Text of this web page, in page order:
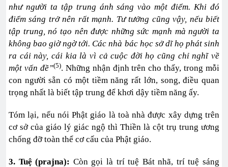
như người ta tập trung ánh sáng vào một điểm. Khi đó
điểm sáng trở nên rất mạnh. Tư tưởng cũng vậy, nếu biết
tập trung, nó tạo nên được những sức mạnh mà người ta
không bao giờ ngờ tới. Các nhà bác học sở dĩ họ phát sinh
ra cái này, cái kia là vì cả cuộc đời họ cũng chỉ nghĩ về
một vấn đề”(5). Những nhận định trên cho thấy, trong mỗi
con người sẵn có một tiềm năng rất lớn, song, điều quan
trọng nhất là biết tập trung để khơi dậy tiềm năng ấy.
Tóm lại, nếu nói Phật giáo là toà nhà được xây dựng trên
cơ sở của giáo lý giác ngộ thì Thiền là cột trụ trung ương
chống đỡ toàn thể cơ cấu của Phật giáo.
3. Tuệ (prajna): Còn gọi là trí tuệ Bát nhã, trí tuệ sáng